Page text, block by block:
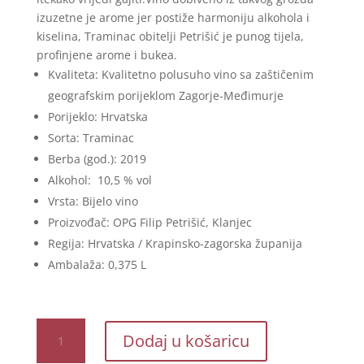
izuzetne je arome jer postiže harmoniju alkohola i
kiselina, Traminac obitelji Petrišić je punog tijela,
profinjene arome i bukea.
Kvaliteta: Kvalitetno polusuho vino sa zaštičenim
geografskim porijeklom Zagorje-Međimurje
Porijeklo: Hrvatska
Sorta: Traminac
Berba (god.): 2019
Alkohol: 10,5 % vol
Vrsta: Bijelo vino
Proizvođač: OPG Filip Petrišić, Klanjec
Regija: Hrvatska / Krapinsko-zagorska županija
Ambalaža: 0,375 L
kasna
Dodaj u košaricu